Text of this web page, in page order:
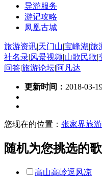
导游服务
游记攻略
凤凰古城
旅游资讯|天门山|宝峰湖|旅
社名录|风景视频|山歌民歌|
问答|旅游论坛|阿凡达
更新时间： 2018-03-
您现在的位置： 张家界旅
随机为您挑选的
高山高岭逗风凉